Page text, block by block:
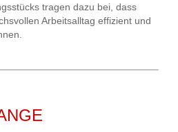
tragen dazu bei, dass
Arbeitsalltag effizient und